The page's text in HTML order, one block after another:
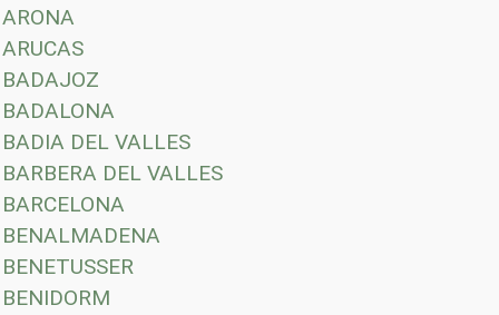
ARONA
ARUCAS
BADAJOZ
BADALONA
BADIA DEL VALLES
BARBERA DEL VALLES
BARCELONA
BENALMADENA
BENETUSSER
BENIDORM